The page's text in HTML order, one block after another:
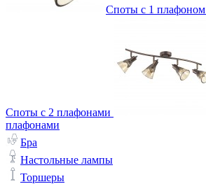
Споты с 1 плафоном
Споты с 2 плафонами
плафонами
Бра
Настольные лампы
Торшеры